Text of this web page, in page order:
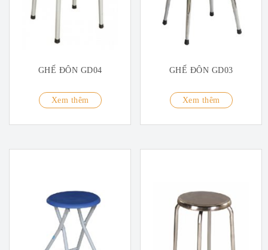
GHẾ ĐÔN GD04
Xem thêm
GHẾ ĐÔN GD03
Xem thêm